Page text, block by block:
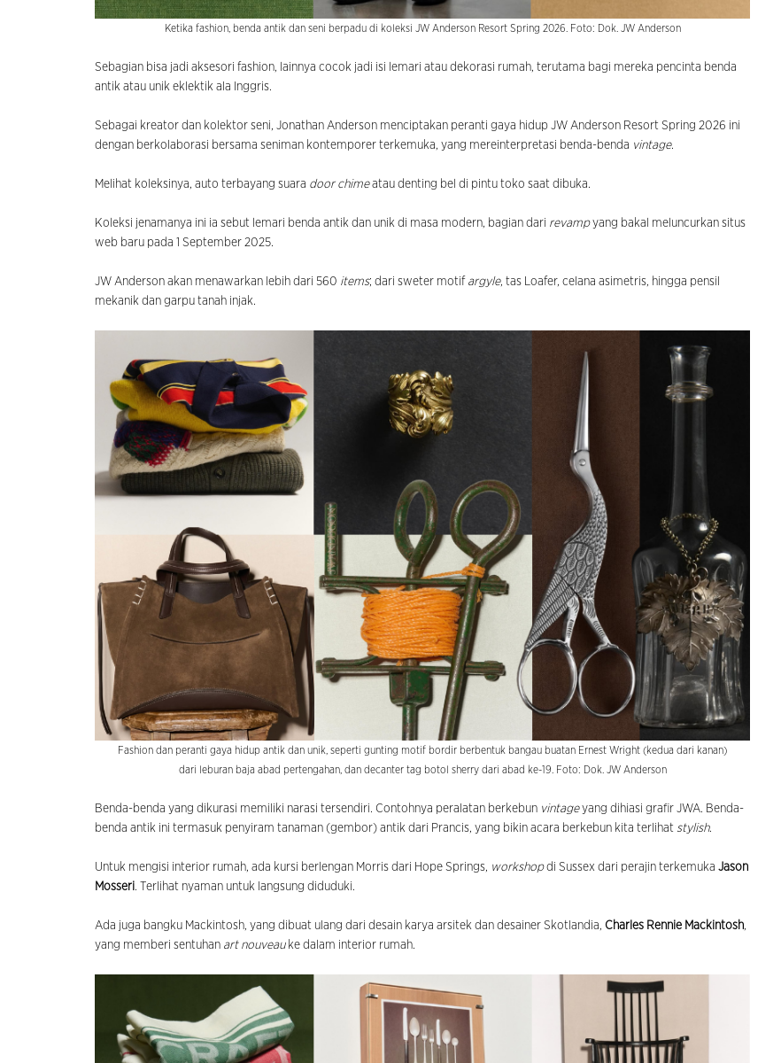
Ketika fashion, benda antik dan seni berpadu di koleksi JW Anderson Resort Spring 2026. Foto: Dok. JW Anderson
Sebagian bisa jadi aksesori fashion, lainnya cocok jadi isi lemari atau dekorasi rumah, terutama bagi mereka pencinta benda
antik atau unik eklektik ala Inggris.
Sebagai kreator dan kolektor seni, Jonathan Anderson menciptakan peranti gaya hidup JW Anderson Resort Spring 2026 ini
dengan berkolaborasi bersama seniman kontemporer terkemuka, yang mereinterpretasi benda-benda vintage.
Melihat koleksinya, auto terbayang suara door chimeatau denting bel di pintu toko saat dibuka.
Koleksi jenamanya ini ia sebut lemari benda antik dan unik di masa modern, bagian dari revampyang bakal meluncurkan situs
web baru pada 1 September 2025.
JW Anderson akan menawarkan lebih dari 560 items; dari sweter motif argyle, tas Loafer, celana asimetris, hingga pensil
mekanik dan garpu tanah injak.
Fashion dan peranti gaya hidup antik dan unik, seperti gunting motif bordir berbentuk bangau buatan Ernest Wright (kedua dari kanan)
dari leburan baja abad pertengahan, dan decanter tag botol sherry dari abad ke-19. Foto: Dok. JW Anderson
Benda-benda yang dikurasi memiliki narasi tersendiri. Contohnya peralatan berkebun vintageyang dihiasi grafir JWA. Benda-
benda antik ini termasuk penyiram tanaman (gembor) antik dari Prancis, yang bikin acara berkebun kita terlihat stylish.
Untuk mengisi interior rumah, ada kursi berlengan Morris dari Hope Springs, workshopdi Sussex dari perajin terkemuka Jason
Mosseri. Terlihat nyaman untuk langsung diduduki.
Ada juga bangku Mackintosh, yang dibuat ulang dari desain karya arsitek dan desainer Skotlandia, Charles Rennie Mackintosh,
yang memberi sentuhan art nouveauke dalam interior rumah.